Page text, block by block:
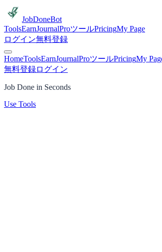
JobDoneBot
ToolsEarnJournalProツールPricingMy Page
ログイン無料登録
HomeToolsEarnJournalProツールPricingMy
無料登録ログイン
Job Done in Seconds
Use Tools